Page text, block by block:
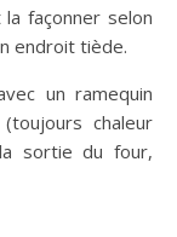
façonner selon
endroit tiède.
un ramequin
chaleur
sortie du four,